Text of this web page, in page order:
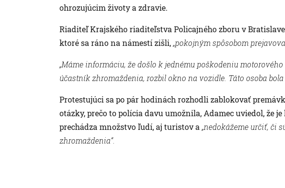
ohrozujúcim životy a zdravie.
Riaditeľ Krajského riaditeľstva Policajného zboru v
ktoré sa ráno na námestí zišli,„pokojným spôsobom
„Máme informáciu, že došlo k jednému poškodeniu
účastník zhromaždenia, rozbil okno na vozidle. Táto osoba bola
Protestujúci sa po pár hodinách rozhodli zablokovať
otázky, prečo to polícia davu umožnila, Adamec uviedol, že
prechádza množstvo ľudí, aj turistov a „nedokážeme určiť, či
zhromaždenia“.